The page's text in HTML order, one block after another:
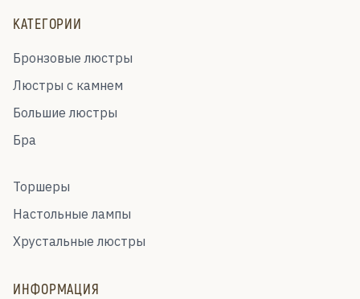
КАТЕГОРИИ
Бронзовые люстры
Люстры с камнем
Большие люстры
Бра
Торшеры
Настольные лампы
Хрустальные люстры
ИНФОРМАЦИЯ